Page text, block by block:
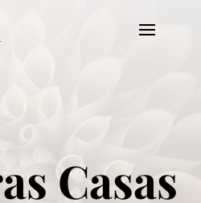
Casas